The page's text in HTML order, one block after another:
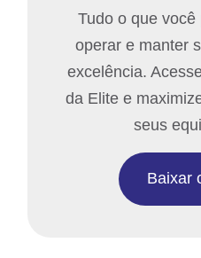
Tudo o que
operar e manter
excelência.
da Elite e
seus
Baixar